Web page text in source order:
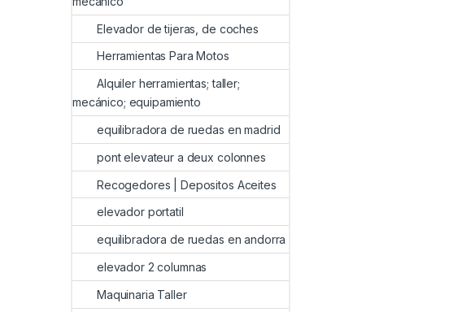
Elevador de tijeras, de coches
Herramientas Para Motos
Alquiler herramientas; taller;
mecánico; equipamiento
equilibradora de ruedas en madrid
pont elevateur a deux colonnes
Recogedores | Depositos Aceites
elevador portatil
equilibradora de ruedas en andorra
elevador 2 columnas
Maquinaria Taller